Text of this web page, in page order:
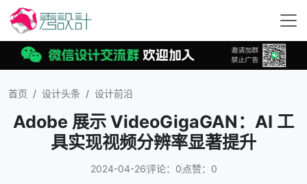
首页 设计头条 设计前沿
Adobe 展示 VideoGigaGAN：AI 工
具实现视频分辨率显著提升
2024-04-26评论：0 点赞：0